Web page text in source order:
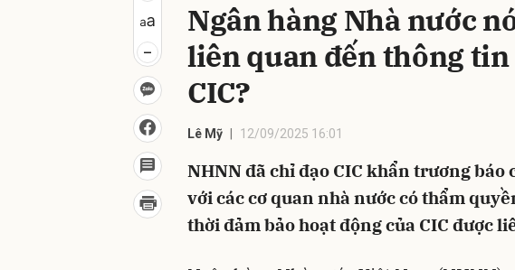
Ngân hàng Nhà nước
liên quan đến thông
CIC?
Lê Mỹ 12/09/2025 16:01
NHNN đã chỉ đạo CIC khẩn trương báo
với các cơ quan nhà nước có thẩm
thời đảm bảo hoạt động của CIC được